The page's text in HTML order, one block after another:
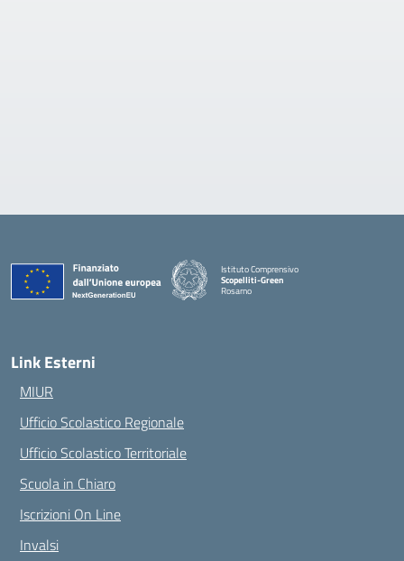
Istituto Comprensivo
Scopelliti-Green
Rosarno
Link Esterni
MIUR
Ufficio Scolastico Regionale
Ufficio Scolastico Territoriale
Scuola in Chiaro
Iscrizioni On Line
Invalsi